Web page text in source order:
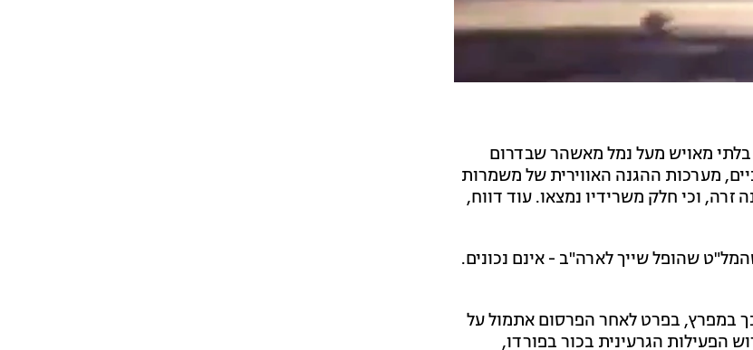
בלתי מאויש מעל נמל מאשהר שבדרום
מערכות ההגנה האווירית של משמרות
וכי חלק משרידיו נמצאו. עוד דווח,
שהופל שייך לארה"ב - אינם נכונים.
במפרץ, בפרט לאחר הפרסום אתמול על
הפעילות הגרעינית בכור בפורדו,